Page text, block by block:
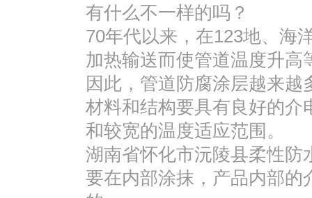
有什么不一样的吗？
70年代以来，在123地、海
加热输送而使管道温度升高
因此，管道防腐涂层越来
材料和结构要具有良好的介
和较宽的温度适应范围。
湖南省怀化市沅陵县柔性防
要在内部涂抹，产品内部的